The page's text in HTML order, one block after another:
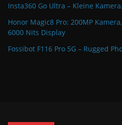
Insta360 Go Ultra – Kleine
Honor Magic8 Pro: 200MP
6000 Nits Display
Fossibot F116 Pro 5G – Rugged